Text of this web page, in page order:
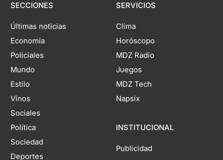
SECCIONES
Últimas noticias
Economía
Policiales
Mundo
Estilo
Vinos
Sociales
Política
Sociedad
Deportes
SERVICIOS
Clima
Horóscopo
MDZ Radio
Juegos
MDZ Tech
Napsix
INSTITUCIONAL
Publicidad